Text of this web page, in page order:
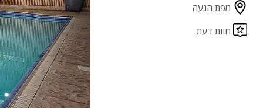
מפת הגעה
חוות דעת